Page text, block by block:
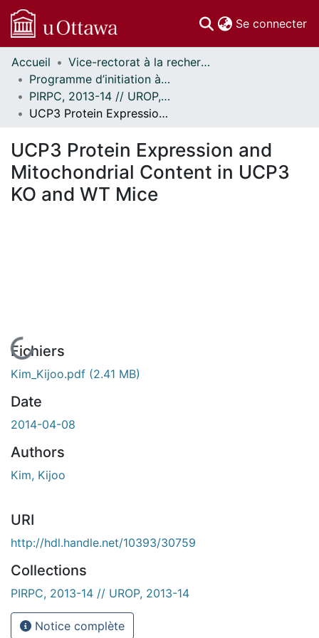
Se connecter
Communautés
et collections
Parcourir
Statistiques
À propos
Accueil
Vice-rectorat à la recherche // Office of the V-P, Research
Programme d’initiation à la recherche au premier cycle (PIRPC) // Undergraduate Research Opportunity Program (UROP)
PIRPC, 2013-14 // UROP, 2013-14
UCP3 Protein Expression and Mitochondrial Content in UCP3 KO and WT Mice
UCP3 Protein Expression and
Mitochondrial Content in UCP3
KO and WT Mice
En cours de chargement...
Fichiers
Kim_Kijoo.pdf (2.41 MB)
Date
2014-04-08
Authors
Kim, Kijoo
URI
http://hdl.handle.net/10393/30759
Collections
PIRPC, 2013-14 // UROP, 2013-14
Notice complète